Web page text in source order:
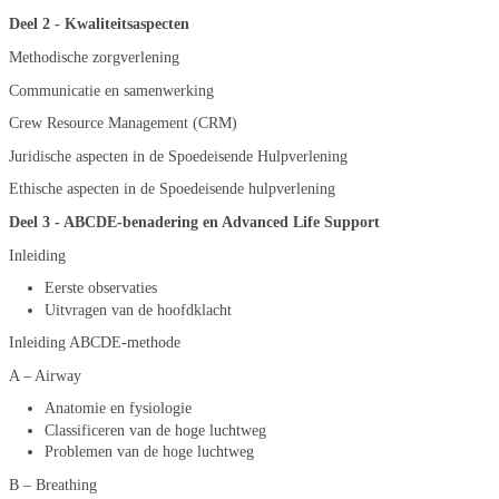
Deel 2 - Kwaliteitsaspecten
Methodische zorgverlening
Communicatie en samenwerking
Crew Resource Management (CRM)
Juridische aspecten in de Spoedeisende Hulpverlening
Ethische aspecten in de Spoedeisende hulpverlening
Deel 3 - ABCDE-benadering en Advanced Life Support
Inleiding
Eerste observaties
Uitvragen van de hoofdklacht
Inleiding ABCDE-methode
A – Airway
Anatomie en fysiologie
Classificeren van de hoge luchtweg
Problemen van de hoge luchtweg
B – Breathing